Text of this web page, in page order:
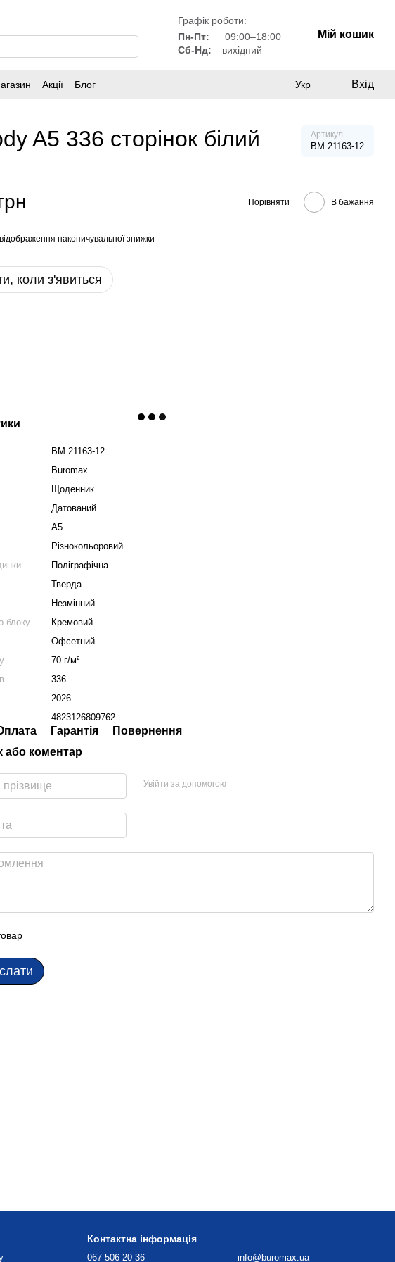
Графік роботи:
Пн-Пт:
09:00–18:00
Сб-Нд:
вихідний
Мій кошик
Акції
Блог
Укр Вхід
A5 336 сторінок білий Артикул
BM.21163-12
Порівняти В бажання
накопичувальної знижки
коли з'явиться
BM.21163-12
Buromax
Щоденник
Датований
А5
Різнокольоровий
Поліграфічна
Тверда
Незмінний
блоку
Кремовий
Офсетний
70 г/м²
336
2026
4823126809762
Гарантія
Повернення
або коментар
Увійти за допомогою
Контактна інформація
067 506-20-36 info@buromax.ua